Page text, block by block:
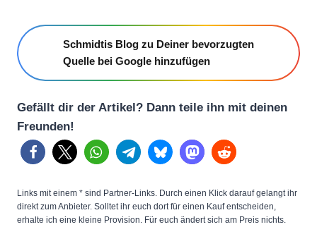
Schmidtis Blog zu Deiner bevorzugten
Quelle bei Google hinzufügen
Gefällt dir der Artikel? Dann teile ihn mit deinen
Freunden!
Links mit einem * sind Partner-Links. Durch einen Klick darauf gelangt ihr
direkt zum Anbieter. Solltet ihr euch dort für einen Kauf entscheiden,
erhalte ich eine kleine Provision. Für euch ändert sich am Preis nichts.